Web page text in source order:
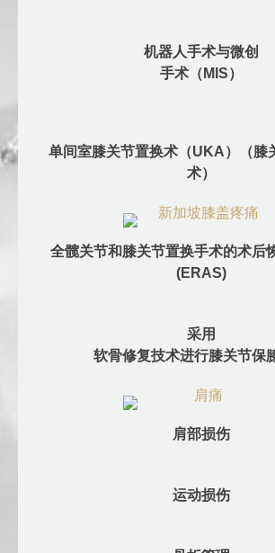
机器人手术与微创
手术（MIS）
单间室膝关节置换术（UKA）（膝
术）
全髋关节和膝关节置换手术的术后
(ERAS)
采用
软骨修复技术进行膝关节保
肩部损伤
运动损伤